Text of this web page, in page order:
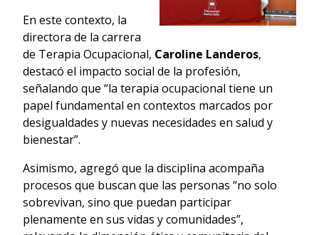
En este contexto, la
directora de la carrera
de Terapia Ocupacional, Caroline Landeros,
destacó el impacto social de la profesión,
señalando que “la terapia ocupacional tiene un
papel fundamental en contextos marcados por
desigualdades y nuevas necesidades en salud y
bienestar”.
Asimismo, agregó que la disciplina acompaña
procesos que buscan que las personas “no solo
sobrevivan, sino que puedan participar
plenamente en sus vidas y comunidades”,